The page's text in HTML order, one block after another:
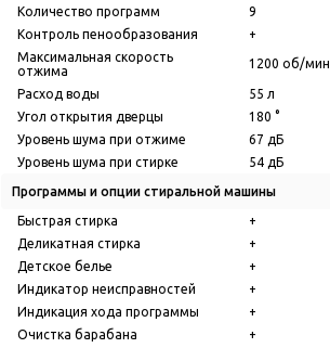
Количество программ
9
Контроль пенообразования
+
Максимальная скорость
отжима
1200 об/мин
Расход воды
55 л
Угол открытия дверцы
180 °
Уровень шума при отжиме
67 дБ
Уровень шума при стирке
54 дБ
Программы и опции стиральной машины
Быстрая стирка
+
Деликатная стирка
+
Детское белье
+
Индикатор неисправностей
+
Индикация хода программы
+
Очистка барабана
+